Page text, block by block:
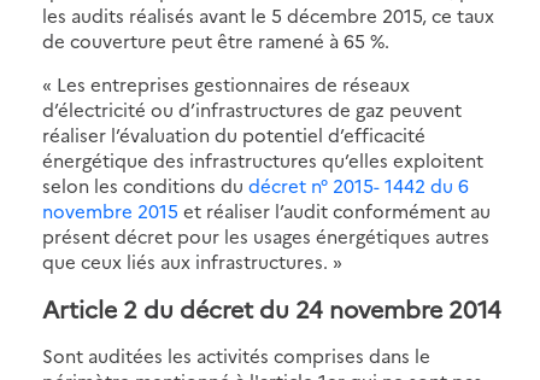
les audits réalisés avant le 5 décembre 2015, ce taux
de couverture peut être ramené à 65 %.
« Les entreprises gestionnaires de réseaux
d’électricité ou d’infrastructures de gaz peuvent
réaliser l’évaluation du potentiel d’efficacité
énergétique des infrastructures qu’elles exploitent
selon les conditions du décret n° 2015- 1442 du 6
novembre 2015 et réaliser l’audit conformément au
présent décret pour les usages énergétiques autres
que ceux liés aux infrastructures. »
Article 2 du décret du 24 novembre 2014
Sont auditées les activités comprises dans le